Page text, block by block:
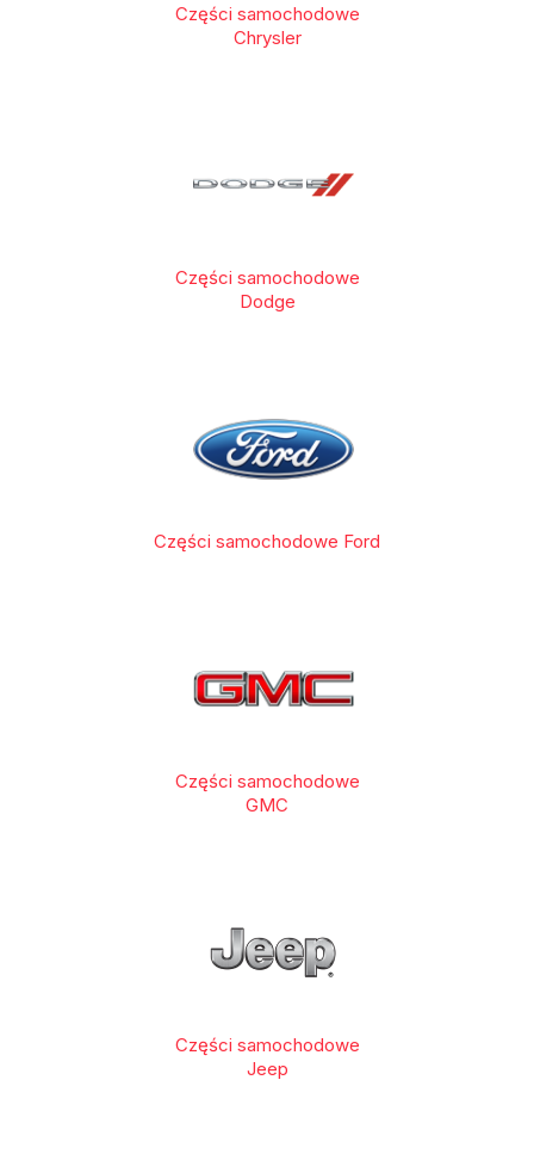
Części samochodowe
Chrysler
Części samochodowe
Dodge
Części samochodowe Ford
Części samochodowe
GMC
Części samochodowe
Jeep